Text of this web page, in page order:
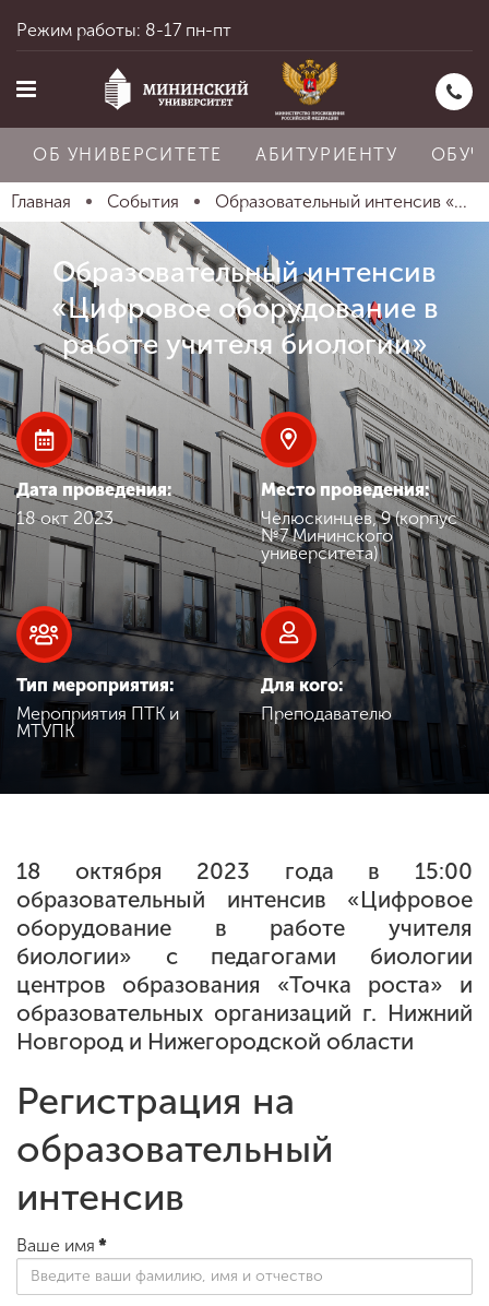
Главная
Об университете
Абитуриенту
Обучение
Наука
Международная
деятельность
Другие виды
деятельности
Сведения об
образовательной
организации
ENG SPN CHI
Приемная
+7 (831) 262-26-20
Режим работы: 8-17 пн-пт
ОБ УНИВЕРСИТЕТЕ АБИТУРИЕНТУ
Главная События Образовательный интенсив «...
Образовательный интенсив
«Цифровое оборудование в
работе учителя биологии»
Дата проведения:
18 окт 2023
Место проведения:
Челюскинцев, 9 (корпус
№7 Мининского
университета)
Тип мероприятия:
Мероприятия ПТК и
МТУПК
Для кого:
Преподавателю
18 октября 2023 года в 15:00
образовательный интенсив «Цифровое
оборудование в работе учителя
биологии» с педагогами биологии
центров образования «Точка роста» и
образовательных организаций г. Нижний
Новгород и Нижегородской области
Регистрация на
образовательный
интенсив
Ваше имя *